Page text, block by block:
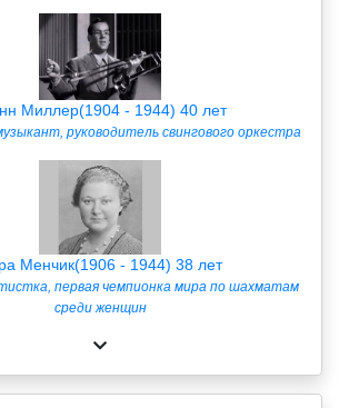
Миллер(1904 - 1944) 40 лет
руководитель свингового оркестра
Менчик(1906 - 1944) 38 лет
первая чемпионка мира по шахматам
среди женщин